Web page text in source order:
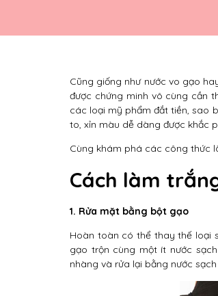
Cũng giống như nước vo gạo
được chứng minh vô cùng cần
các loại mỹ phẩm đắt tiền, sao
to, xỉn màu dễ dàng được khắc
Cùng khám phá các công thức
Cách làm
1. Rửa mặt bằng bột gạo
Hoàn toàn có thể thay thế loại
gạo trộn cùng một ít nước
nhàng và rửa lại bằng nước